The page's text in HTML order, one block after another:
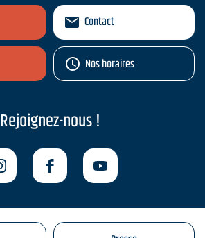
Contact
Nos horaires
Rejoignez-nous !